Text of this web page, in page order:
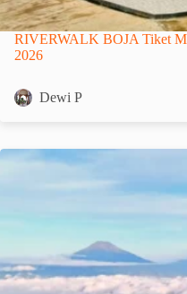
RIVERWALK BOJA Tiket
2026
Dewi P